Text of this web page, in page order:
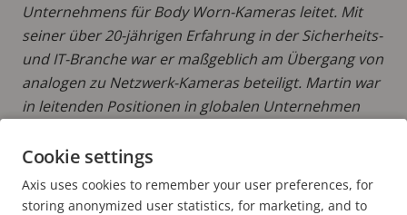
Unternehmens für Body Worn-Kameras leitet. Mit
seiner über 20-jährigen Erfahrung in der Sicherheits-
und IT-Branche war er maßgeblich am Übergang von
analogen zu Netzwerk-Kameras beteiligt. Martin war
in leitenden Positionen in globalen Unternehmen
in der Netzwerk-Videotechnologie.
MEHR BEITRÄGE LESEN VON MARTIN
Cookie settings
Axis uses cookies to remember your user preferences, for
storing anonymized user statistics, for marketing, and to